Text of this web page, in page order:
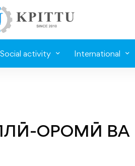
Social activity International
ОРОМӢ ВА